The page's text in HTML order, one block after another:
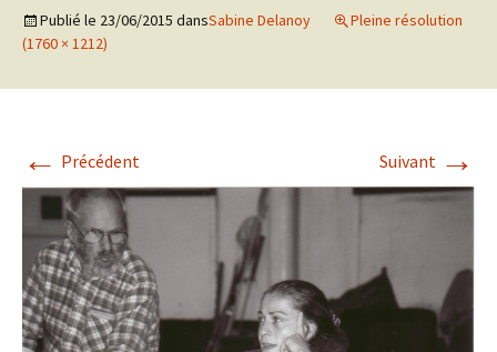
Publié le 23/06/2015 dansSabine Delanoy
Pleine résolution
(1760 × 1212)
← Précédent Suivant →